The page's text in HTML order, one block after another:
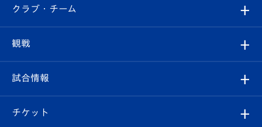
すべて
クラブ
試合情報
クラブ・チーム
クラブ概要
観戦
観戦ルール
試合情報
試合日程/結果
チケット